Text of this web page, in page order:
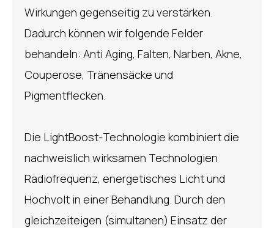
Wirkungen gegenseitig zu verstärken.
Dadurch können wir folgende Felder
behandeln: Anti Aging, Falten, Narben, Akne,
Couperose, Tränensäcke und
Pigmentflecken.
Die LightBoost-Technologie kombiniert die
nachweislich wirksamen Technologien
Radiofrequenz, energetisches Licht und
Hochvolt in einer Behandlung. Durch den
gleichzeiteigen (simultanen) Einsatz der